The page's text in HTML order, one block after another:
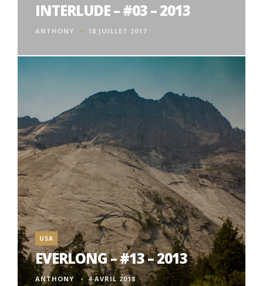
INTERLUDE – #03 – 2013
ANTHONY 18 JUILLET 2017
USA
EVERLONG – #13 – 2013
ANTHONY 4 AVRIL 2018